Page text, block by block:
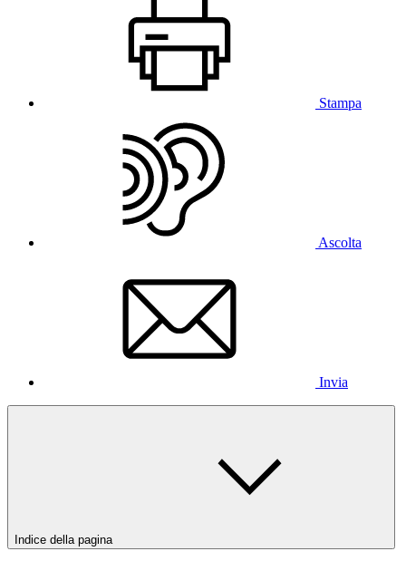
Stampa
Ascolta
Invia
Indice della pagina